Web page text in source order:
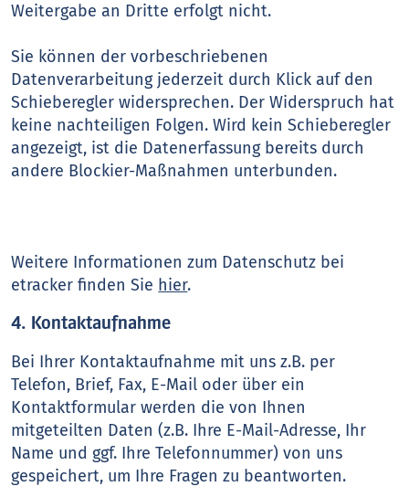
Weitergabe an Dritte erfolgt nicht.
Sie können der vorbeschriebenen
Datenverarbeitung jederzeit durch Klick auf den
Schieberegler widersprechen. Der Widerspruch hat
keine nachteiligen Folgen. Wird kein Schieberegler
angezeigt, ist die Datenerfassung bereits durch
andere Blockier-Maßnahmen unterbunden.
Weitere Informationen zum Datenschutz bei
etracker finden Sie hier.
4. Kontaktaufnahme
Bei Ihrer Kontaktaufnahme mit uns z.B. per
Telefon, Brief, Fax, E-Mail oder über ein
Kontaktformular werden die von Ihnen
mitgeteilten Daten (z.B. Ihre E-Mail-Adresse, Ihr
Name und ggf. Ihre Telefonnummer) von uns
gespeichert, um Ihre Fragen zu beantworten.